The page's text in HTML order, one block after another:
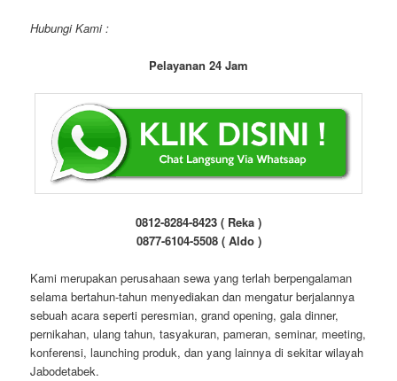
Hubungi Kami :
Pelayanan 24 Jam
0812-8284-8423 ( Reka )
0877-6104-5508 ( Aldo )
Kami merupakan perusahaan sewa yang terlah berpengalaman
selama bertahun-tahun menyediakan dan mengatur berjalannya
sebuah acara seperti peresmian, grand opening, gala dinner,
pernikahan, ulang tahun, tasyakuran, pameran, seminar, meeting,
konferensi, launching produk, dan yang lainnya di sekitar wilayah
Jabodetabek.